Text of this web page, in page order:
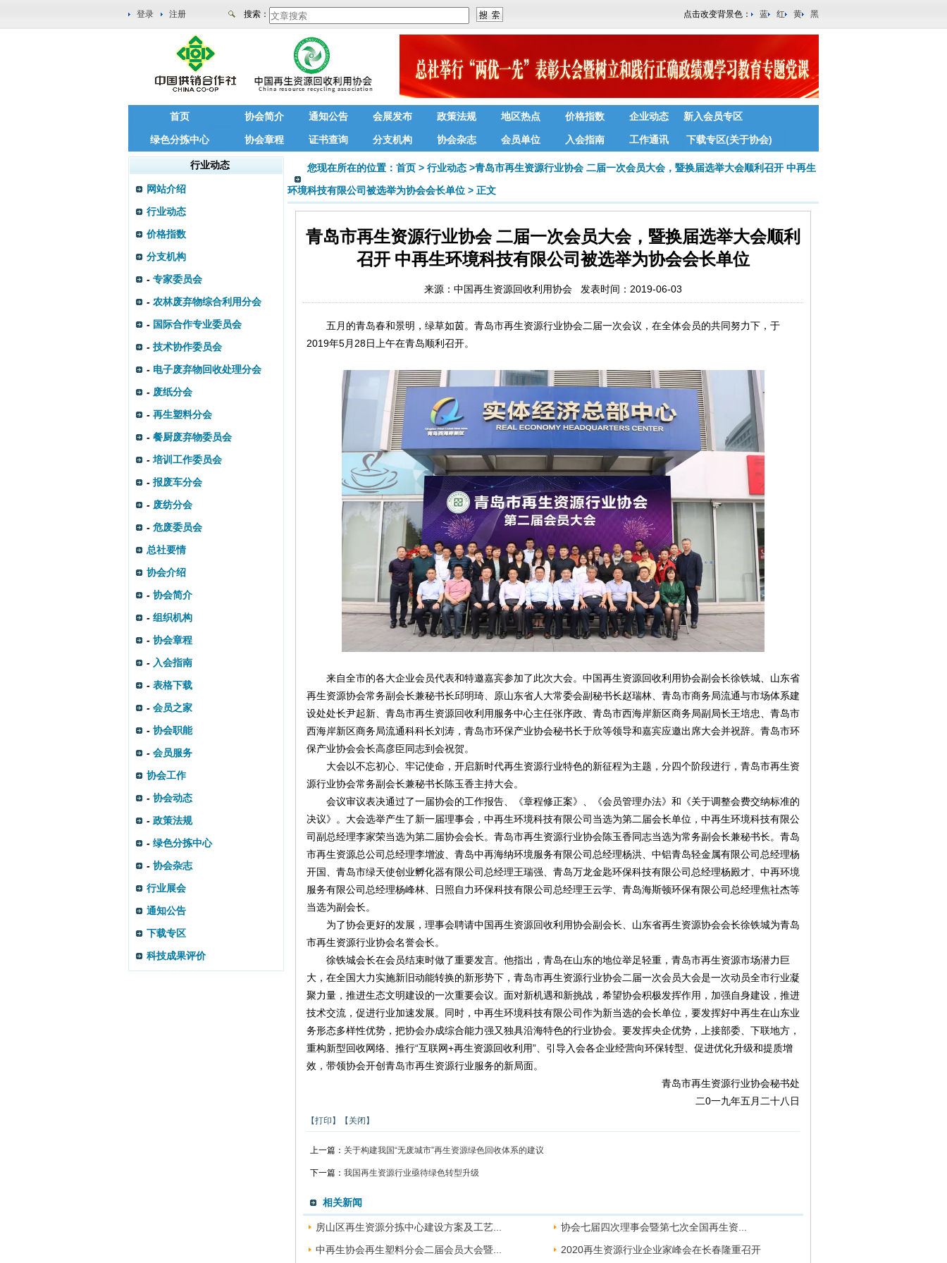
登录 注册 搜索： 点击改变背景色： 蓝 红 黄 黑
首页 协会简介 通知公告 会展发布 政策法规 地区热点 价格指数 企业动态 新入会员专区
绿色分拣中心 协会章程 证书查询 分支机构 协会杂志 会员单位 入会指南 工作通讯 下载专区(关于协会)
行业动态
网站介绍
行业动态
价格指数
分支机构
- 专家委员会
- 农林废弃物综合利用分会
- 国际合作专业委员会
- 技术协作委员会
- 电子废弃物回收处理分会
- 废纸分会
- 再生塑料分会
- 餐厨废弃物委员会
-培训工作委员会
- 报废车分会
- 废纺分会
- 危废委员会
总社要情
协会介绍
- 协会简介
- 组织机构
- 协会章程
- 入会指南
- 表格下载
- 会员之家
- 协会职能
- 会员服务
协会工作
- 协会动态
- 政策法规
- 绿色分拣中心
- 协会杂志
行业展会
通知公告
下载专区
科技成果评价
您现在所在的位置： 首页 > 行业动态 >青岛市再生资源行业协会 二届一次会员大会，暨换届选举大会顺利召开 中再生
环境科技有限公司被选举为协会会长单位 > 正文
青岛市再生资源行业协会 二届一次会员大会，暨换届选举大会顺利
召开 中再生环境科技有限公司被选举为协会会长单位
来源： 中国再生资源回收利用协会 发表时间：2019-06-03
五月的青岛春和景明，绿草如茵。青岛市再生资源行业协会二届一次会议，在全体会员的共同努力下，于
2019年5月28日上午在青岛顺利召开。
来自全市的各大企业会员代表和特邀嘉宾参加了此次大会。中国再生资源回收利用协会副会长徐铁城、山东省
再生资源协会常务副会长兼秘书长邱明琦、原山东省人大常委会副秘书长赵瑞林、青岛市商务局流通与市场体系建
设处处长尹起新、青岛市再生资源回收利用服务中心主任张序政、青岛市西海岸新区商务局副局长王培忠、青岛市
西海岸新区商务局流通科科长刘涛，青岛市环保产业协会秘书长于欣等领导和嘉宾应邀出席大会并祝辞。青岛市环
保产业协会会长高彦臣同志到会祝贺。
大会以不忘初心、牢记使命，开启新时代再生资源行业特色的新征程为主题，分四个阶段进行，青岛市再生资
源行业协会常务副会长兼秘书长陈玉香主持大会。
会议审议表决通过了一届协会的工作报告、《章程修正案》、《会员管理办法》和《关于调整会费交纳标准的
决议》。大会选举产生了新一届理事会，中再生环境科技有限公司当选为第二届会长单位，中再生环境科技有限公
司副总经理李家荣当选为第二届协会会长。青岛市再生资源行业协会陈玉香同志当选为常务副会长兼秘书长。青岛
市再生资源总公司总经理李增波、青岛中再海纳环境服务有限公司总经理杨洪、中铝青岛轻金属有限公司总经理杨
开国、青岛市绿天使创业孵化器有限公司总经理王瑞强、青岛万龙金匙环保科技有限公司总经理杨殿才、中再环境
服务有限公司总经理杨峰林、日照自力环保科技有限公司总经理王云学、青岛海斯顿环保有限公司总经理焦社杰等
当选为副会长。
为了协会更好的发展，理事会聘请中国再生资源回收利用协会副会长、山东省再生资源协会会长徐铁城为青岛
市再生资源行业协会名誉会长。
徐铁城会长在会员结束时做了重要发言。他指出，青岛在山东的地位举足轻重，青岛市再生资源市场潜力巨
大，在全国大力实施新旧动能转换的新形势下，青岛市再生资源行业协会二届一次会员大会是一次动员全市行业凝
聚力量，推进生态文明建设的一次重要会议。面对新机遇和新挑战，希望协会积极发挥作用，加强自身建设，推进
技术交流，促进行业加速发展。同时，中再生环境科技有限公司作为新当选的会长单位，要发挥好中再生在山东业
务形态多样性优势，把协会办成综合能力强又独具沿海特色的行业协会。要发挥央企优势，上接部委、下联地方，
重构新型回收网络、推行“互联网+再生资源回收利用”、引导入会各企业经营向环保转型、促进优化升级和提质增
效，带领协会开创青岛市再生资源行业服务的新局面。
青岛市再生资源行业协会秘书处
二0一九年五月二十八日
【打印】 【关闭】
上一篇： 关于构建我国“无废城市”再生资源绿色回收体系的建议
下一篇： 我国再生资源行业亟待绿色转型升级
相关新闻
房山区再生资源分拣中心建设方案及工艺...
协会七届四次理事会暨第七次全国再生资...
中再生协会再生塑料分会二届会员大会暨...
2020再生资源行业企业家峰会在长春隆重召开